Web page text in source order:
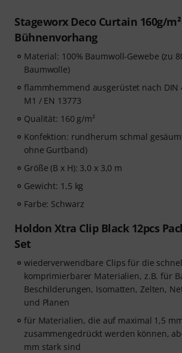
Stageworx Deco Curtain 160g/
Bühnenvorhang
Material: 100% Baumwoll-Gewebe (zu
Baumwolle)
flammhemmend ausgerüstet nach DIN
M1 / EN 13773
Qualität: 160 g/m²
Konfektion: rundherum schmal
ohne Gurtband)
Größe (B x H): 3,0 x 3,0 m
Gewicht: 1,5 kg
Farbe: Schwarz
Holdon Xtra Clip Black 12pcs
Set
wiederverwendbare Clips für die
komprimierbarer Materialien, z.B. für
Beschilderungen, Isomatten, Zelten,
und Planen
für Materialien, die auf maximal 1,5
zusammengedrückt werden können,
mm stark sind